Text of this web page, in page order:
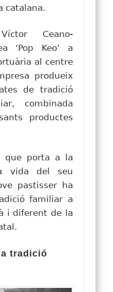
catalana.
Ceano-
‘Pop Keo’ a
al centre
produeix
de tradició
combinada
productes
que porta a la
vida del seu
pastisser ha
familiar a
i diferent de la
tradició